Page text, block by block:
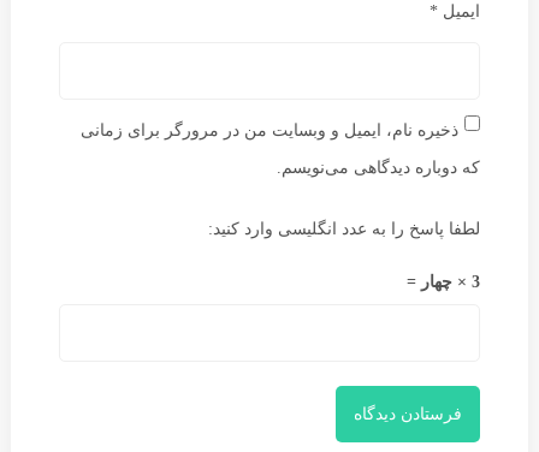
ایمیل *
ذخیره نام، ایمیل و وبسایت من در مرورگر برای زمانی
که دوباره دیدگاهی می‌نویسم.
لطفا پاسخ را به عدد انگلیسی وارد کنید:
3 × چهار =